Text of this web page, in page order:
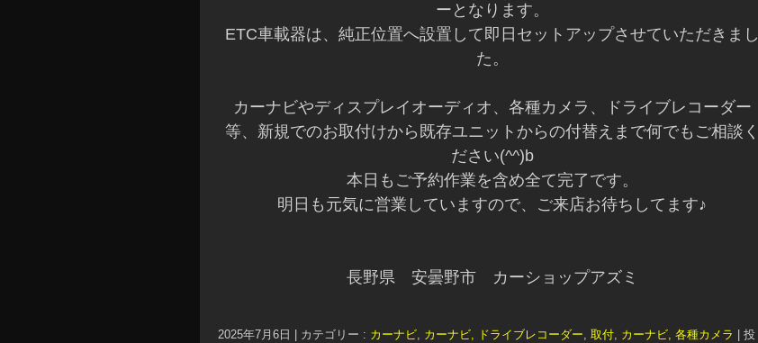
ーとなります。
ETC車載器は、純正位置へ設置して即日セットアップさせていただきまし
た。
カーナビやディスプレイオーディオ、各種カメラ、ドライブレコーダー
等、新規でのお取付けから既存ユニットからの付替えまで何でもご相談く
ださい(^^)b
本日もご予約作業を含め全て完了です。
明日も元気に営業していますので、ご来店お待ちしてます♪
長野県 安曇野市 カーショップアズミ
2025年7月6日 カテゴリー : カーナビ, カーナビ, ドライブレコーダー, 取付, カーナビ, 各種カメラ
投